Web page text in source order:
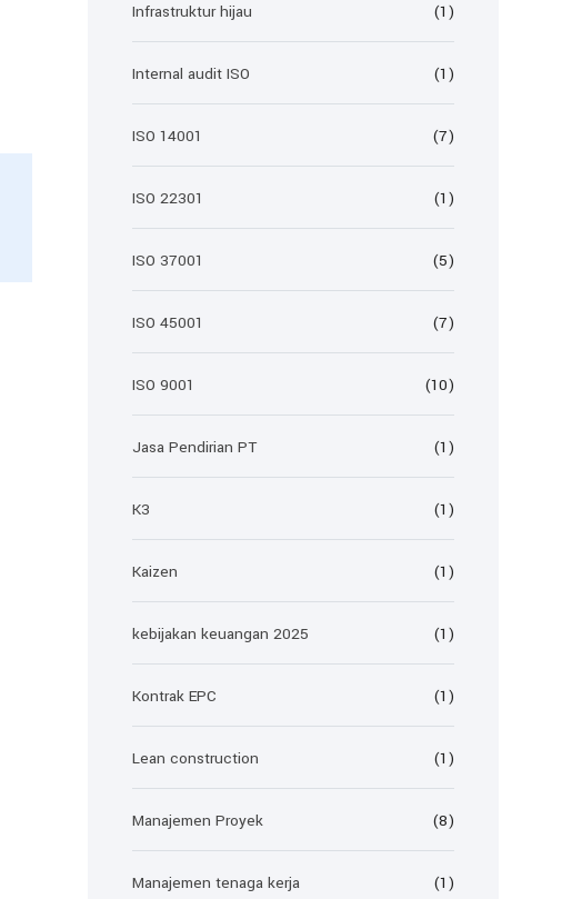
Infrastruktur hijau (1)
Internal audit ISO (1)
ISO 14001 (7)
ISO 22301 (1)
ISO 37001 (5)
ISO 45001 (7)
ISO 9001 (10)
Jasa Pendirian PT (1)
K3 (1)
Kaizen (1)
kebijakan keuangan 2025 (1)
Kontrak EPC (1)
Lean construction (1)
Manajemen Proyek (8)
Manajemen tenaga kerja (1)